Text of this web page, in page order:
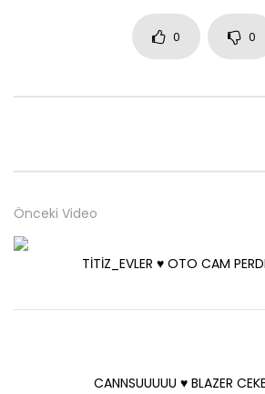
0 0
Önceki Video
TİTİZ_EVLER ♥️ OTO CAM
CANNSUUUUU ♥️ BLAZER